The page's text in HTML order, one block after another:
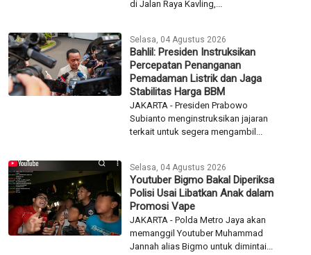
Selasa, 04 Agustus 2026
Bandara Soetta
TANGERANG - Petugas Bea Cukai
Bandara Internasional Soekarno-Hatta
menggagalkan dugaan upaya...
Selasa, 04 Agustus 2026
Dikira Sampah, Karung Hitam di
DEPOK - Warga menemukan sesosok
jasad tak utuh di sebuah lahan kosong
di Jalan Raya Kavling,...
Selasa, 04 Agustus 2026
Bahlil: Presiden Instruksikan